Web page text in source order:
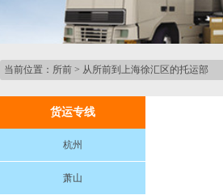
当前位置： 所前 > 从所前到上海徐汇区的托运部
货运专线
杭州
萧山